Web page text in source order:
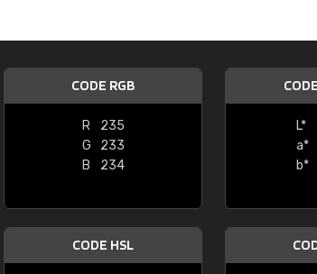
CODE RGB
R
235
G
233
B
234
L*
a*
b*
CODE HSL
"Le site ne permet pas
sont les produits
palettes de couleurs:
comprend pas qui est
bien passé et le produit